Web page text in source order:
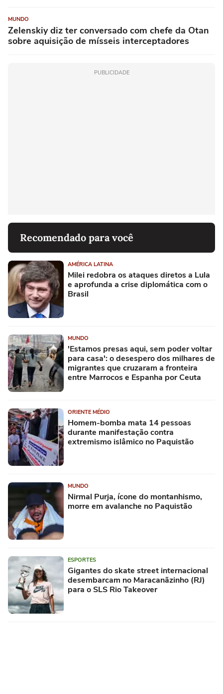
MUNDO
Zelenskiy diz ter conversado com chefe da Otan
sobre aquisição de mísseis interceptadores
PUBLICIDADE
Recomendado para você
AMÉRICA LATINA
Milei redobra os ataques diretos a Lula
e aprofunda a crise diplomática com o
Brasil
MUNDO
'Estamos presas aqui, sem poder voltar
para casa': o desespero dos milhares de
migrantes que cruzaram a fronteira
entre Marrocos e Espanha por Ceuta
ORIENTE MÉDIO
Homem-bomba mata 14 pessoas
durante manifestação contra
extremismo islâmico no Paquistão
MUNDO
Nirmal Purja, ícone do montanhismo,
morre em avalanche no Paquistão
ESPORTES
Gigantes do skate street internacional
desembarcam no Maracanãzinho (RJ)
para o SLS Rio Takeover